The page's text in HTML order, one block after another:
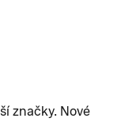
značky. Nové